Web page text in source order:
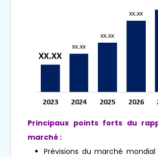
Principaux points forts du
marché :
Prévisions du marché mondial